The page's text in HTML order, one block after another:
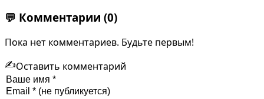
💬 Комментарии (0)
Пока нет комментариев. Будьте первым!
✍️Оставить комментарий